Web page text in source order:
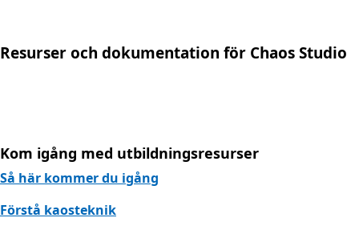
Resurser och dokumentation för Chaos Studio
Kom igång med utbildningsresurser
Så här kommer du igång
Förstå kaosteknik